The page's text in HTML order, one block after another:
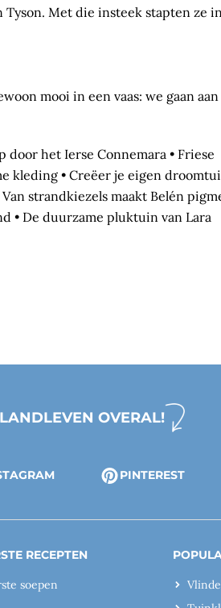
Met die insteek stapten ze in
mooi in een vaas: we gaan aan
het Ierse Connemara • Friese
kleding • Creëer je eigen
strandkiezels maakt Belén
• De duurzame pluktuin van Lara
OVERAL!
PINTEREST
RECEPTEN
soepen